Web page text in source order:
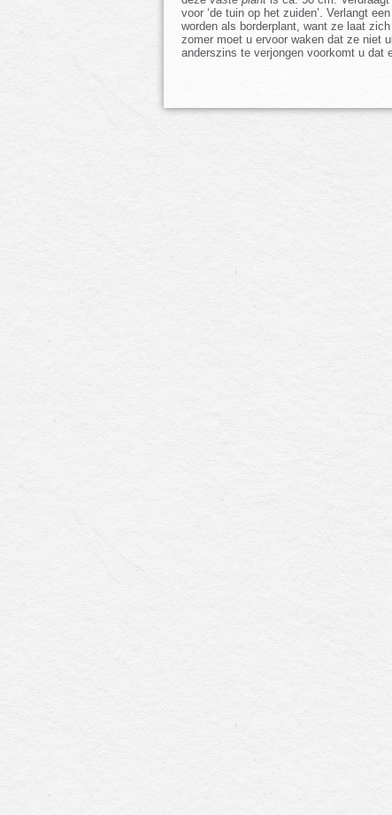
voor ‘de tuin op het zuiden’. Verlangt
worden als borderplant, want ze laat
zomer moet u ervoor waken dat ze niet
anderszins te verjongen voorkomt u dat